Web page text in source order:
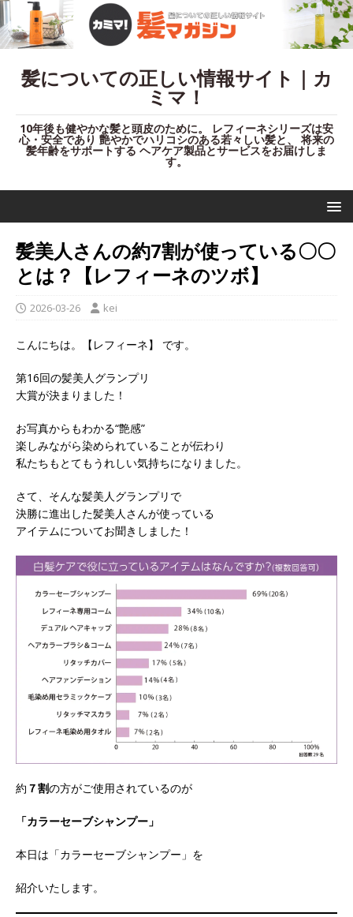
髪についての正しい情報サイト｜カ
ミマ！
10年後も健やかな髪と頭皮のために。 レフィーネシリーズは安
心・安全であり 艶やかでハリコシのある若々しい髪と、 将来の
髪年齢をサポートする ヘアケア製品とサービスをお届けしま
す。
髪美人さんの約7割が使っている〇〇
とは？【レフィーネのツボ】
2026-03-26 kei
こんにちは。【レフィーネ】 です。
第16回の髪美人グランプリ
大賞が決まりました！
お写真からもわかる“艶感”
楽しみながら染められていることが伝わり
私たちもとてもうれしい気持ちになりました。
さて、そんな髪美人グランプリで
決勝に進出した髪美人さんが使っている
アイテムについてお聞きしました！
約 ７割の方がご使用されているのが
「カラーセーブシャンプー」
本日は「カラーセーブシャンプー」を
紹介いたします。